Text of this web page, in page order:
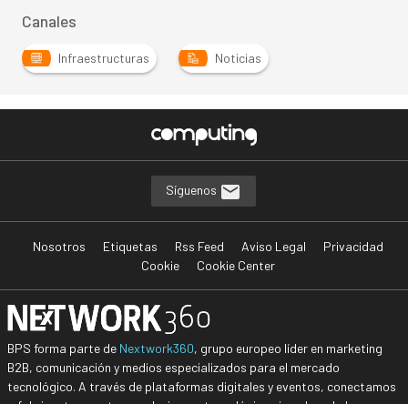
Canales
Infraestructuras Noticias
Síguenos
Nosotros Etiquetas Rss Feed Aviso Legal
Privacidad
Cookie
Cookie Center
BPS forma parte de Nextwork360, grupo europeo líder en marketing
B2B, comunicación y medios especializados para el mercado
tecnológico. A través de plataformas digitales y eventos, conectamos